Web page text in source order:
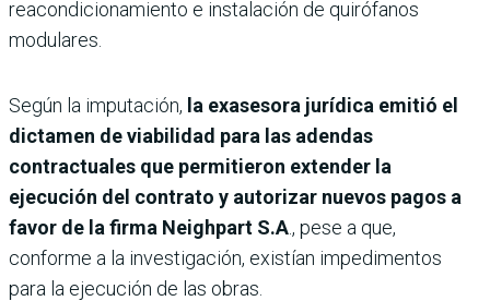
reacondicionamiento e instalación de quirófanos
modulares.
Según la imputación, la exasesora jurídica emitió el
dictamen de viabilidad para las adendas
contractuales que permitieron extender la
ejecución del contrato y autorizar nuevos pagos a
favor de la firma Neighpart S.A., pese a que,
conforme a la investigación, existían impedimentos
para la ejecución de las obras.